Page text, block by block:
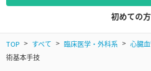
初めての
TOP すべて 臨床医学・外科系 心臓
術基本手技